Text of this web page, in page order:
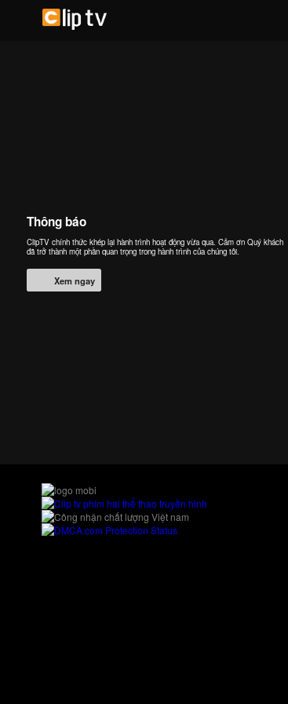
Thông báo
ClipTV chính thức khép lại hành trình hoạt động vừa qua. Cảm ơn Quý khách
đã trở thành một phần quan trọng trong hành trình của chúng tôi.
Xem ngay